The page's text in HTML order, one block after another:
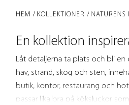
HEM KOLLEKTIONER NATURENS
En kollektion
Låt detaljerna ta plats och bli en
hav, strand, skog och sten,
butik, kontor, restaurang och
passar lika bra på köksluckor